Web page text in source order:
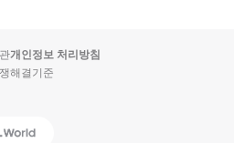
개인정보 처리방침
해결기준
Global